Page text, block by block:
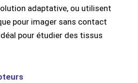
adaptative, ou utilisent
pour imager sans contact
pour étudier des tissus